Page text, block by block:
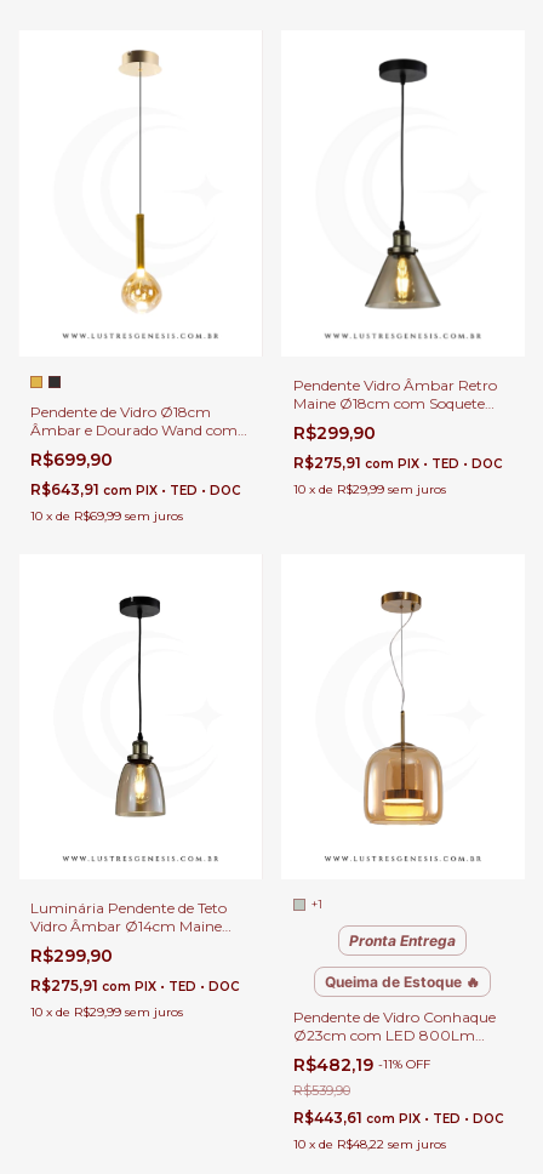
Pendente de Vidro Ø18cm
Âmbar e Dourado Wand com
LED 480Lm Para Bancadas,
Mesa de Cabeceira, Lavabos e
Ilhas
R$699,90
R$643,91 com PIX • TED • DOC
10 x de R$69,99 sem juros
Pendente Vidro Âmbar Retro
Maine Ø18cm com Soquete
E27 para Bancada de Área
Gourmet
R$299,90
R$275,91 com PIX • TED • DOC
10 x de R$29,99 sem juros
Luminária Pendente de Teto
Vidro Âmbar Ø14cm Maine
Industrial Soquete E27 para
Balcão de Cozinha e Área
Gourmet
R$299,90
R$275,91 com PIX • TED • DOC
10 x de R$29,99 sem juros
+1
Pronta Entrega
Queima de Estoque 🔥
Pendente de Vidro Conhaque
Ø23cm com LED 800Lm
Amaranto Para Bancadas,
Mesa de Cabeceira, Lavabos e
Ilhas
R$482,19 -11% OFF
R$539,90
R$443,61 com PIX • TED • DOC
10 x de R$48,22 sem juros